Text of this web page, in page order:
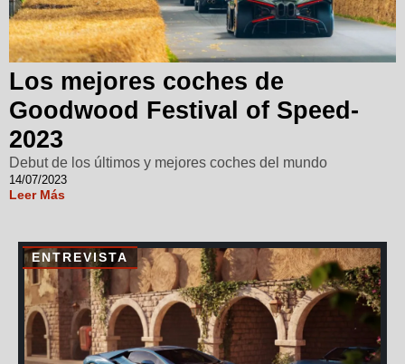
Los mejores coches de
Goodwood Festival of Speed-
2023
Debut de los últimos y mejores coches del mundo
14/07/2023
Leer Más
ENTREVISTA